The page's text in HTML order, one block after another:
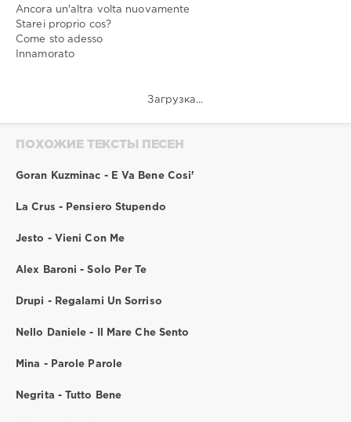
Ancora un'altra volta nuovamente
Starei proprio cos?
Come sto adesso
Innamorato
Загрузка...
ПОХОЖИЕ ТЕКСТЫ ПЕСЕН
Goran Kuzminac - E Va Bene Cosi'
La Crus - Pensiero Stupendo
Jesto - Vieni Con Me
Alex Baroni - Solo Per Te
Drupi - Regalami Un Sorriso
Nello Daniele - Il Mare Che Sento
Mina - Parole Parole
Negrita - Tutto Bene